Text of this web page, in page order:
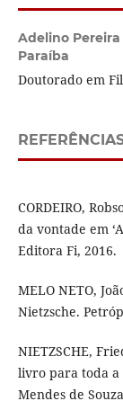
Adelino Pereira
Paraíba
Doutorado em
CORDEIRO,
da vontade em
Editora Fi, 2016.
MELO NETO,
Nietzsche.
NIETZSCHE,
livro para toda a
Mendes de